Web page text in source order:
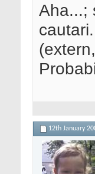
Aha...;
12th January